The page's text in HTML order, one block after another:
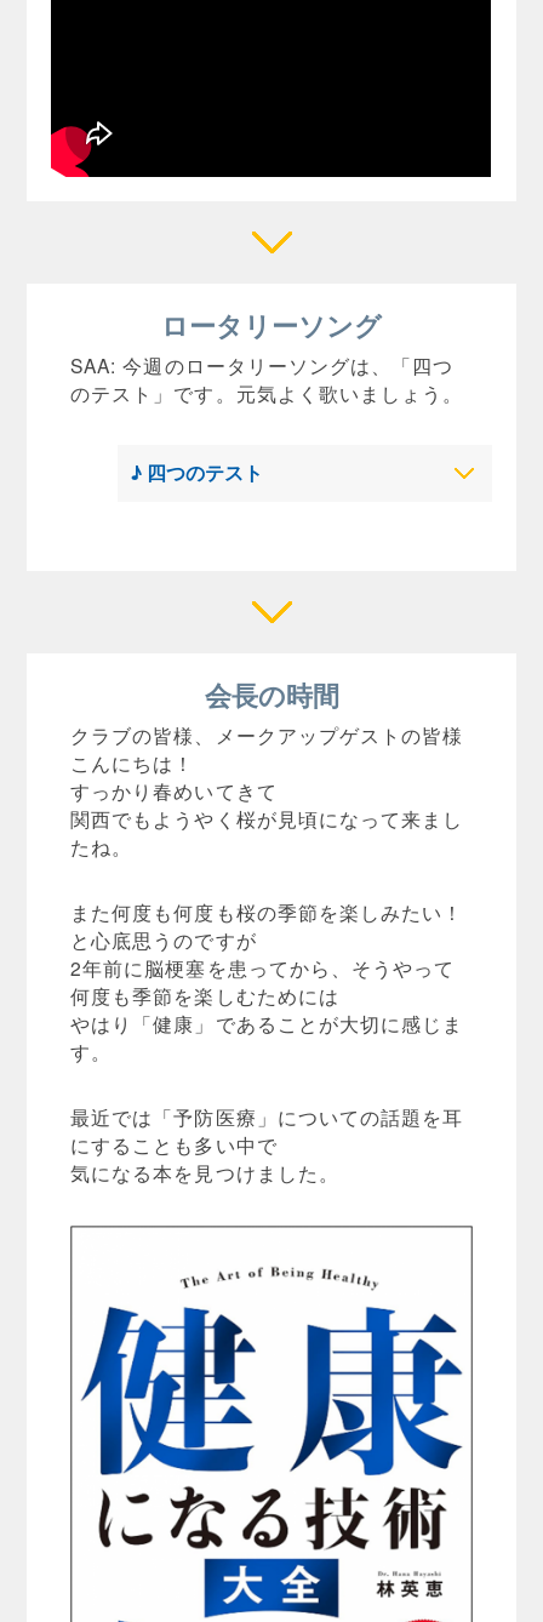
ロータリーソング
SAA: 今週のロータリーソングは、「四つ
のテスト」です。元気よく歌いましょう。
♪ 四つのテスト
会長の時間
クラブの皆様、メークアップゲストの皆様
こんにちは！
すっかり春めいてきて
関西でもようやく桜が見頃になって来まし
たね。
また何度も何度も桜の季節を楽しみたい！
と心底思うのですが
2年前に脳梗塞を患ってから、そうやって
何度も季節を楽しむためには
やはり「健康」であることが大切に感じま
す。
最近では「予防医療」についての話題を耳
にすることも多い中で
気になる本を見つけました。